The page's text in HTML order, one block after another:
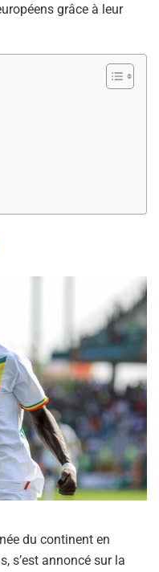
grâce à leur
du continent en
s’est annoncé sur la